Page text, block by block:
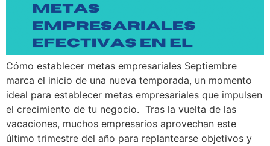
Cómo establecer metas empresariales Septiembre
marca el inicio de una nueva temporada, un momento
ideal para establecer metas empresariales que impulsen
el crecimiento de tu negocio. Tras la vuelta de las
vacaciones, muchos empresarios aprovechan este
último trimestre del año para replantearse objetivos y